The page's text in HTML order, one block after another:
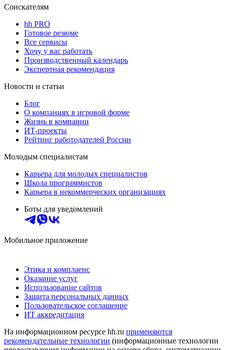
Соискателям
hh PRO
Готовое резюме
Все сервисы
Хочу у вас работать
Производственный календарь
Экспертная рекомендация
Новости и статьи
Блог
О компаниях в игровой форме
Жизнь в компании
ИТ-проекты
Рейтинг работодателей России
Молодым специалистам
Карьера для молодых специалистов
Школа программистов
Карьера в некоммерческих организациях
Боты для уведомлений
Мобильное приложение
Этика и комплаенс
Оказание услуг
Использование сайтов
Защита персональных данных
Пользовательское соглашение
ИТ аккредитация
На информационном ресурсе hh.ru применяются
рекомендательные технологии (информационные технологии